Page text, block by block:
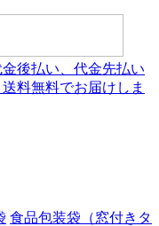
食品包装袋（窓付きタ